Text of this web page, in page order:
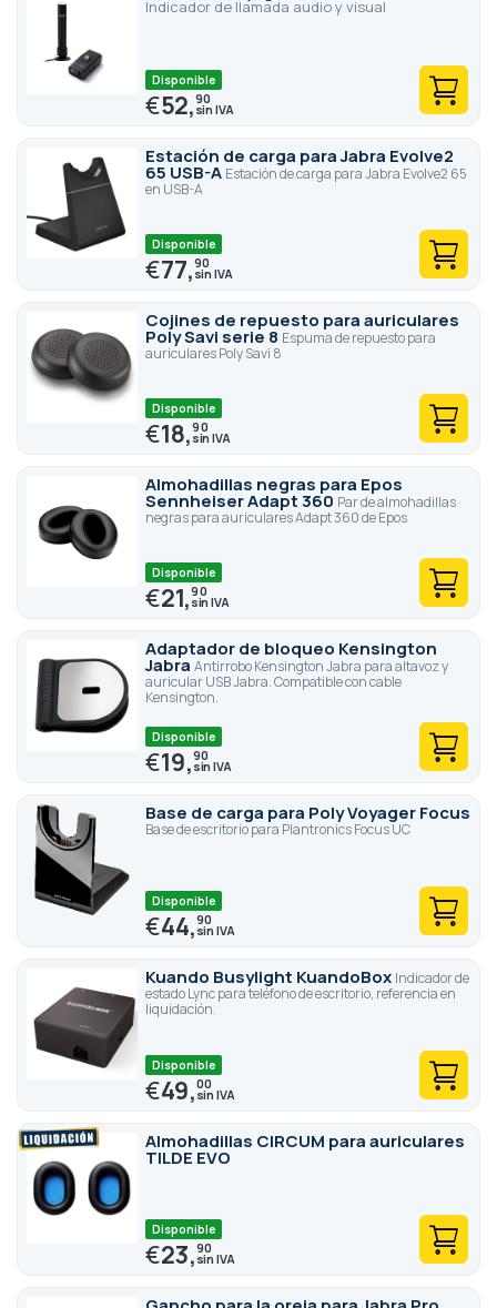
Indicador de llamada audio y visual
Disponible
€52,90
Estación de carga para Jabra Evolve2
65 USB-A Estación de carga para Jabra Evolve2 65
en USB-A
Disponible
€77,90
Cojines de repuesto para auriculares
Poly Savi serie 8 Espuma de repuesto para
auriculares Poly Savi 8
Disponible
€18,90
Almohadillas negras para Epos
Sennheiser Adapt 360 Par de almohadillas
negras para auriculares Adapt 360 de Epos
Disponible
€21,90
Adaptador de bloqueo Kensington
Jabra Antirrobo Kensington Jabra para altavoz y
auricular USB Jabra. Compatible con cable
Kensington.
Disponible
€19,90
Base de carga para Poly Voyager Focus
Base de escritorio para Plantronics Focus UC
Disponible
€44,90
Kuando Busylight KuandoBox Indicador de
estado Lync para teléfono de escritorio, referencia en
liquidación.
Disponible
€49,00
Almohadillas CIRCUM para auriculares
TILDE EVO
Disponible
€23,90